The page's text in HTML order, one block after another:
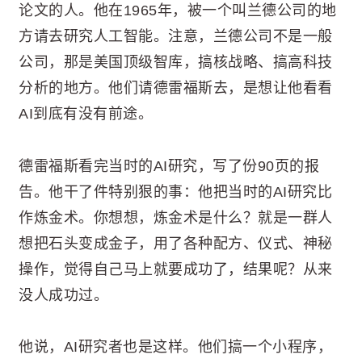
论文的人。他在1965年，被一个叫兰德公司的地
方请去研究人工智能。注意，兰德公司不是一般
公司，那是美国顶级智库，搞核战略、搞高科技
分析的地方。他们请德雷福斯去，是想让他看看
AI到底有没有前途。
德雷福斯看完当时的AI研究，写了份90页的报
告。他干了件特别狠的事：他把当时的AI研究比
作炼金术。你想想，炼金术是什么？就是一群人
想把石头变成金子，用了各种配方、仪式、神秘
操作，觉得自己马上就要成功了，结果呢？从来
没人成功过。
他说，AI研究者也是这样。他们搞一个小程序，